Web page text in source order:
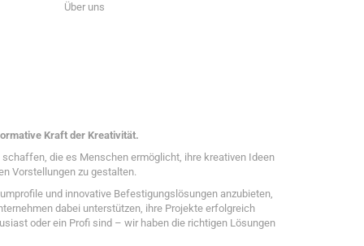
Über uns
Kraft der Kreativität.
die es Menschen ermöglicht, ihre kreativen Ideen
Vorstellungen zu gestalten.
und innovative Befestigungslösungen anzubieten,
dabei unterstützen, ihre Projekte erfolgreich
oder ein Profi sind – wir haben die richtigen Lösungen